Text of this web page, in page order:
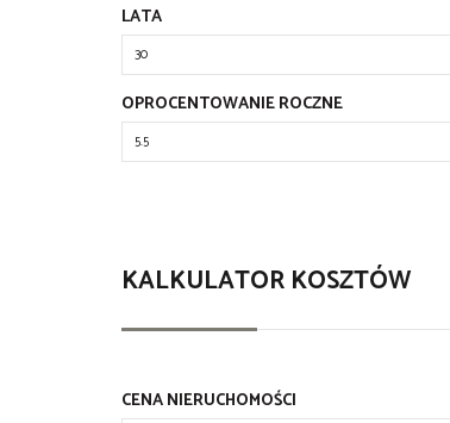
LATA
OPROCENTOWANIE ROCZNE
KALKULATOR KOSZTÓW
CENA NIERUCHOMOŚCI